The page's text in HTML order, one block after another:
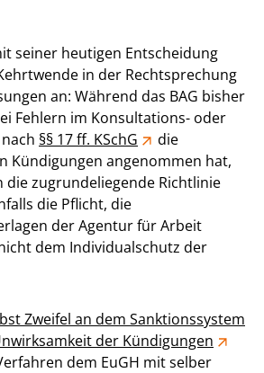
seiner heutigen Entscheidung
in der Rechtsprechung
an: Während das BAG bisher
Fehlern im Konsultations- oder
§§ 17 ff. KSchG
die
Kündigungen angenommen hat,
die zugrundeliegende Richtlinie
die Pflicht, die
der Agentur für Arbeit
dem Individualschutz der
Zweifel an dem Sanktionssystem
der Kündigungen
dem EuGH mit selber